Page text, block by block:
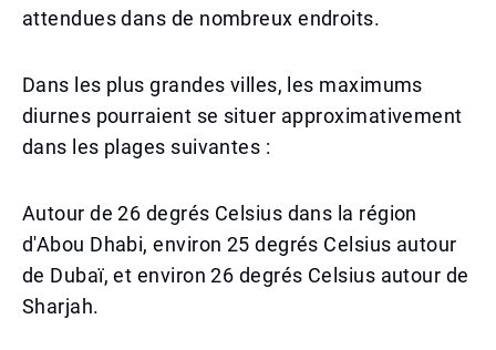
attendues dans de nombreux endroits.
Dans les plus grandes villes, les maximums
diurnes pourraient se situer approximativement
dans les plages suivantes :
Autour de 26 degrés Celsius dans la région
d'Abou Dhabi, environ 25 degrés Celsius autour
de Dubaï, et environ 26 degrés Celsius autour de
Sharjah.